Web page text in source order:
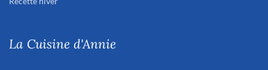
La Cuisine d'Annie